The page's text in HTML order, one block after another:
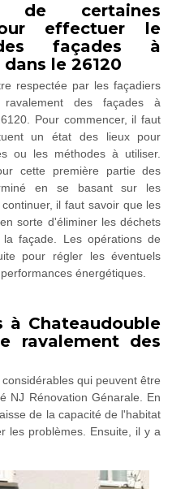
de certaines
effectuer le
façades à
le 26120
respectée par les façadiers
des façades à
Pour commencer, il faut
un état des lieux pour
ou les méthodes à utiliser.
cette première partie des
en se basant sur les
il faut savoir que les
sorte d'éliminer les déchets
façade. Les opérations de
pour régler les éventuels
énergétiques.
à Chateaudouble
ravalement des
qui peuvent être
NJ Rénovation Génarale. En
de la capacité de l'habitat
les problèmes. Ensuite, il y a